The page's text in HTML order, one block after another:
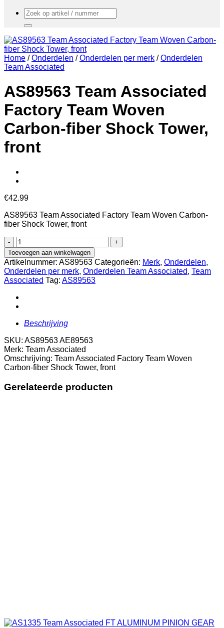
Zoeken
naar:
Home / Onderdelen / Onderdelen per merk / Onderdelen
Team Associated
AS89563 Team Associated
Factory Team Woven
Carbon-fiber Shock Tower,
front
€42.99
AS89563 Team Associated Factory Team Woven Carbon-
fiber Shock Tower, front
AS89563
Team
Associated
Factory
Team
Woven
Carbon-
fiber
Tower,
aantal
Toevoegen aan winkelwagen
Artikelnummer: AS89563 Categorieën: Merk, Onderdelen,
Onderdelen per merk, Onderdelen Team Associated, Team
Associated Tag: AS89563
Beschrijving
SKU: AS89563 AE89563
Merk: Team Associated
Omschrijving: Team Associated Factory Team Woven
Carbon-fiber Shock Tower, front
Gerelateerde producten